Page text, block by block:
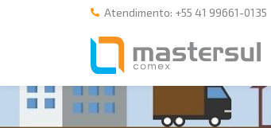
Atendimento: +55 41 99661-0135
Home